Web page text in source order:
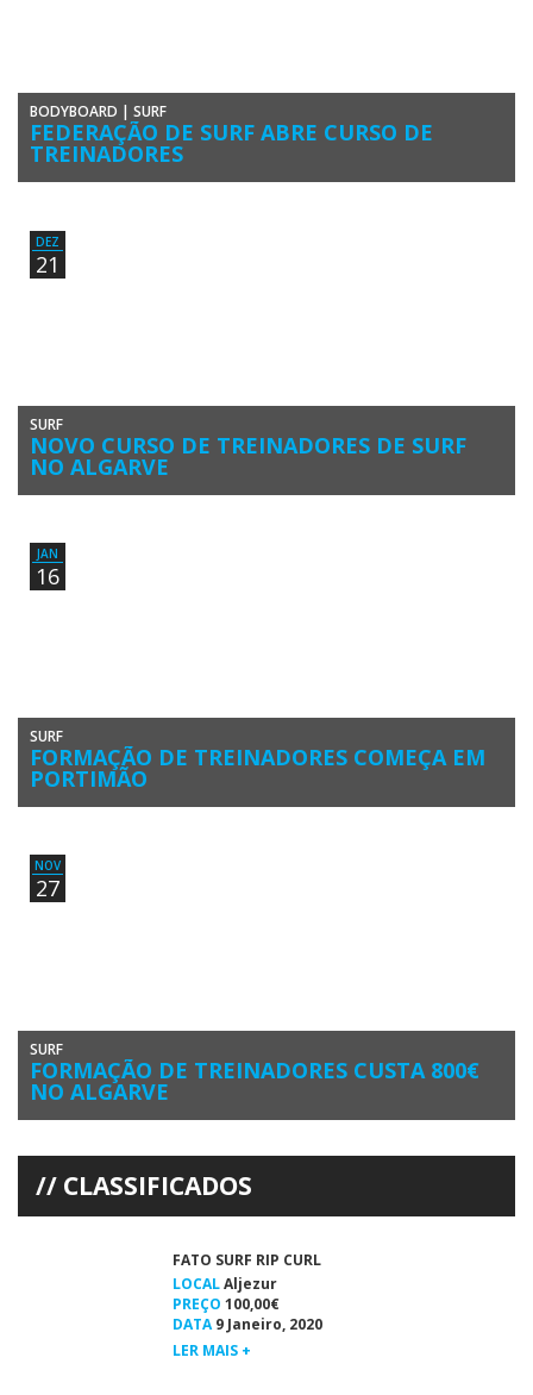
BODYBOARD | SURF
FEDERAÇÃO DE SURF ABRE CURSO DE
TREINADORES
Já estão abertas as inscrições para o 3.º Curso de Treinadores de
DEZ
21
SURF
NOVO CURSO DE TREINADORES DE SURF
NO ALGARVE
Estão abertas as inscrições para o 2º Curso de Treinadores de Surf
JAN
16
SURF
FORMAÇÃO DE TREINADORES COMEÇA EM
PORTIMÃO
Começou a primeira edição no Algarve do Curso de Formação de
NOV
27
SURF
FORMAÇÃO DE TREINADORES CUSTA 800€
NO ALGARVE
O Curso de Formação de Treinadores de Surf Grau I em Portimão vai
CLASSIFICADOS
FATO SURF RIP CURL
LOCALAljezur
PREÇO 100,00€
DATA9 Janeiro, 2020
LER MAIS +